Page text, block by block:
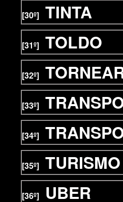
[30º] TINTA
[31º] TOLDO
[32º]
[33º]
[34º]
[35º] TURISMO
[36º] UBER